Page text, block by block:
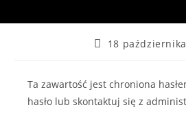
Post18
Ta zawartość jest chroniona
hasło lub skontaktuj się z